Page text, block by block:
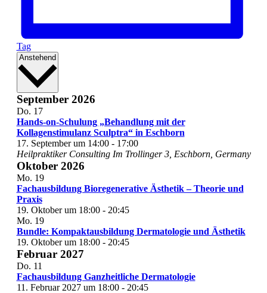
Tag
Anstehend Datum
September 2026
Do. 17
Hands-on-Schulung „Behandlung mit der
Kollagenstimulanz Sculptra“ in Eschborn
17. September um 14:00- 17:00
Heilpraktiker Consulting Im Trollinger 3, Eschborn, Germany
Oktober 2026
Mo. 19
Fachausbildung Bioregenerative Ästhetik – Theorie und
Praxis
19. Oktober um 18:00- 20:45
Mo. 19
Bundle: Kompaktausbildung Dermatologie und Ästhetik
19. Oktober um 18:00- 20:45
Februar 2027
Do. 11
Fachausbildung Ganzheitliche Dermatologie
11. Februar 2027 um 18:00- 20:45